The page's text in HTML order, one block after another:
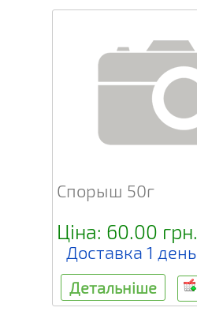
Спорыш 50г
Ціна: 60.00 грн.
Доставка 1 день
Детальніше